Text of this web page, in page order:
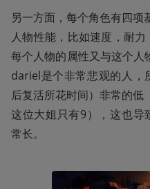
另一方面，每个角色有四
人物性能，比如速度，耐
每个人物的属性又与这个人
dariel是个非常悲观的人，
后复活所花时间）非常的低
这位大姐只有9），这也导
常长。